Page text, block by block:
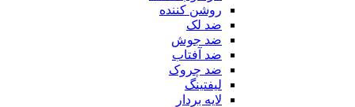
روشن کننده
ضد لک
ضد جوش
ضد آفتاب
ضد چروک
لیفتینگ
لایه بردار